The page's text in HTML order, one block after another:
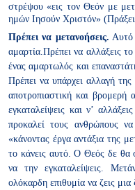
στρέψου «εις τον Θεόν με
ημών Ιησούν Χριστόν»
Πρέπει να μετανοήσεις. Αυτό
αμαρτία.Πρέπει να αλλάξεις
ένας αμαρτωλός και
Πρέπει να υπάρχει αλλαγή
αποτροπιαστική και βρομερή
εγκαταλείψεις και ν’
προκαλεί τους ανθρώπους
«κάνοντας έργα αντάξια της
το κάνεις αυτό. Ο Θεός δε θα
να την εγκαταλείψεις.
ολόκαρδη επιθυμία να ζεις